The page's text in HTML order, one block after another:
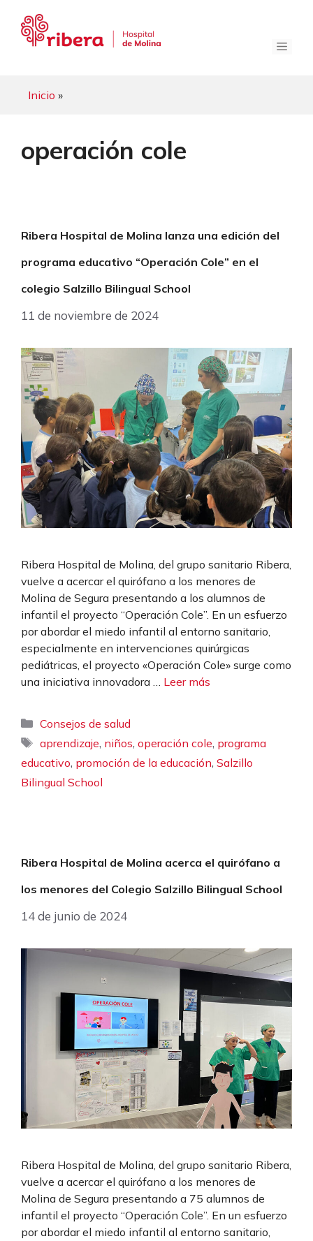
contenido
Menú
Inicio »
operación cole
Ribera Hospital de Molina lanza una edición del
programa educativo “Operación Cole” en el
colegio Salzillo Bilingual School
11 de noviembre de 2024
Ribera Hospital de Molina, del grupo sanitario Ribera,
vuelve a acercar el quirófano a los menores de
Molina de Segura presentando a los alumnos de
infantil el proyecto “Operación Cole”. En un esfuerzo
por abordar el miedo infantil al entorno sanitario,
especialmente en intervenciones quirúrgicas
pediátricas, el proyecto «Operación Cole» surge como
una iniciativa innovadora … Leer más
Categorías
Consejos de salud
Etiquetas
aprendizaje, niños,operación cole, programa
educativo, promoción de la educación, Salzillo
Bilingual School
Ribera Hospital de Molina acerca el quirófano a
los menores del Colegio Salzillo Bilingual School
14 de junio de 2024
Ribera Hospital de Molina, del grupo sanitario Ribera,
vuelve a acercar el quirófano a los menores de
Molina de Segura presentando a 75 alumnos de
infantil el proyecto “Operación Cole”. En un esfuerzo
por abordar el miedo infantil al entorno sanitario,